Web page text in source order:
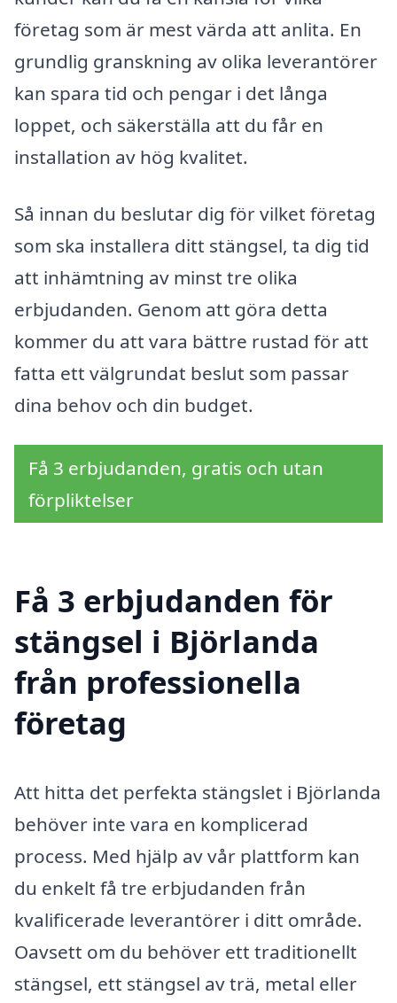
företag som är mest värda att anlita. En
grundlig granskning av olika leverantörer
kan spara tid och pengar i det långa
loppet, och säkerställa att du får en
installation av hög kvalitet.
Så innan du beslutar dig för vilket företag
som ska installera ditt stängsel, ta dig tid
att inhämtning av minst tre olika
erbjudanden. Genom att göra detta
kommer du att vara bättre rustad för att
fatta ett välgrundat beslut som passar
dina behov och din budget.
Få 3 erbjudanden, gratis och utan
förpliktelser
Få 3 erbjudanden för
stängsel i Björlanda
från professionella
företag
Att hitta det perfekta stängslet i Björlanda
behöver inte vara en komplicerad
process. Med hjälp av vår plattform kan
du enkelt få tre erbjudanden från
kvalificerade leverantörer i ditt område.
Oavsett om du behöver ett traditionellt
stängsel, ett stängsel av trä, metal eller